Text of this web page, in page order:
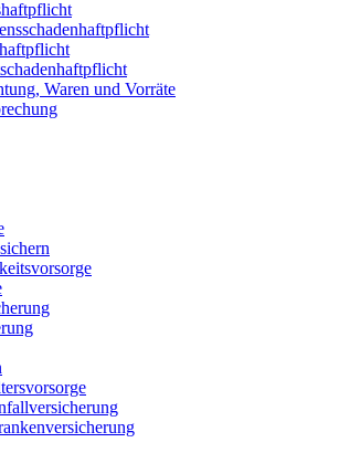
Waren und Vorräte